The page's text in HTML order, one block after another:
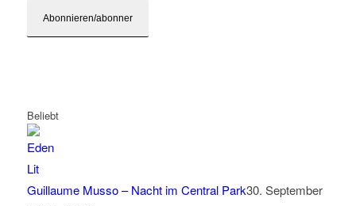
Beliebt
Guillaume Musso – Nacht im Central Park30. September